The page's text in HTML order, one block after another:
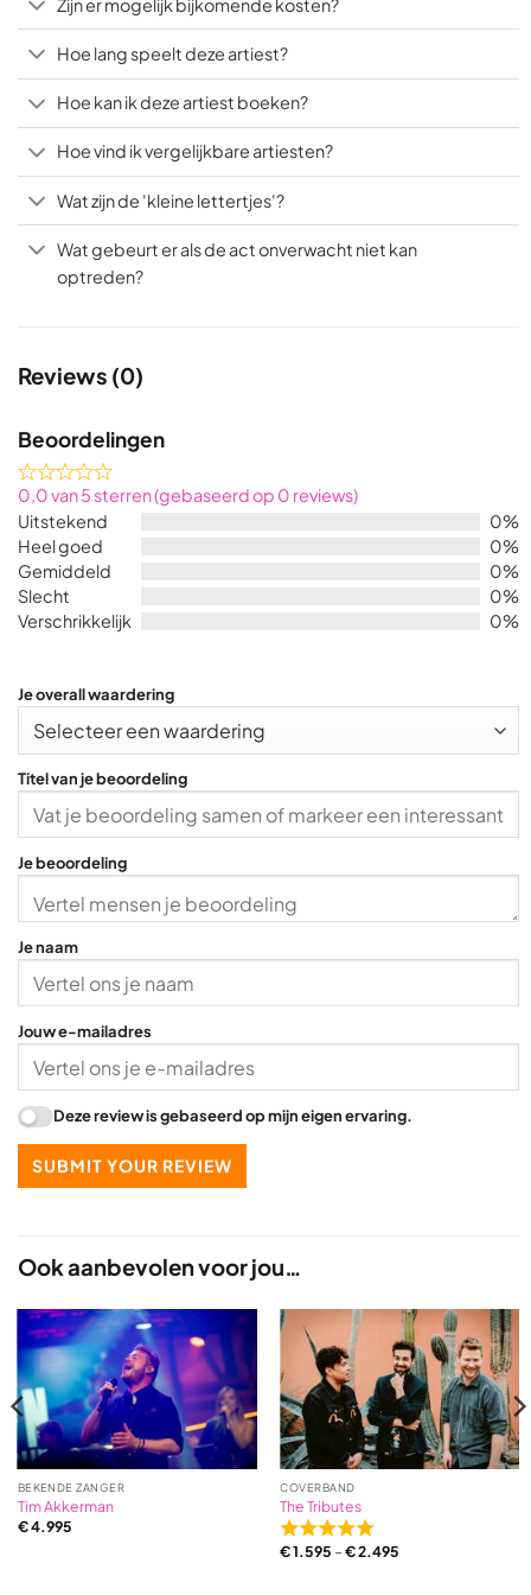
Ook aanbevolen voor jou…
BEKENDE ZANGER
Tim Akkerman
€4.995
COVERBAND
The Tributes
Rated
5,0
€1.595 –€2.495
Zijn er mogelijk bijkomende kosten?
Hoe lang speelt deze artiest?
Hoe kan ik deze artiest boeken?
Hoe vind ik vergelijkbare artiesten?
Wat zijn de 'kleine lettertjes'?
Wat gebeurt er als de act onverwacht niet kan
optreden?
Reviews (0)
Beoordelingen
Rated
0,0
of
5
0,0 van 5 sterren (gebaseerd op 0 reviews)
Uitstekend
0%
Heel goed
0%
Gemiddeld
0%
Slecht
0%
Verschrikkelijk
0%
Je overall waardering
Titel van je beoordeling
Je beoordeling
Je naam
Jouw e-mailadres
Deze review is gebaseerd op mijn eigen ervaring.
SUBMIT YOUR REVIEW